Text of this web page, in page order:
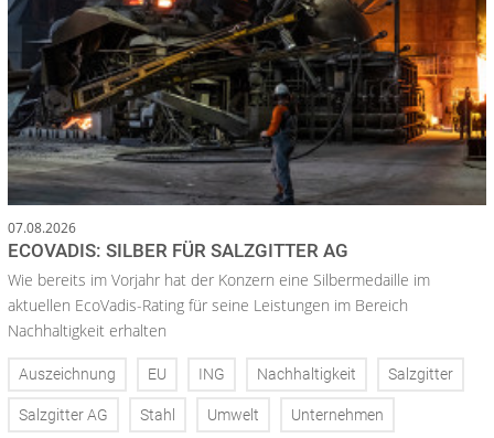
07.08.2026
ECOVADIS: SILBER FÜR SALZGITTER AG
Wie bereits im Vorjahr hat der Konzern eine Silbermedaille im
aktuellen EcoVadis-Rating für seine Leistungen im Bereich
Nachhaltigkeit erhalten
Auszeichnung EU ING Nachhaltigkeit Salzgitter
Salzgitter AG Stahl Umwelt Unternehmen